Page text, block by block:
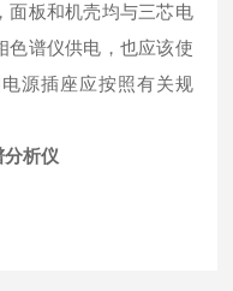
面板和机壳均与三芯电
色谱仪供电，也应该使
源插座应按照有关规
析仪